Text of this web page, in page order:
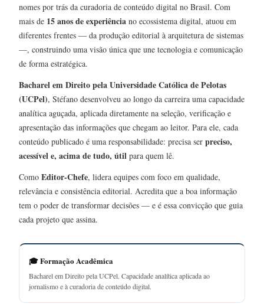
nomes por trás da curadoria de conteúdo digital no Brasil. Com
mais de 15 anos de experiência no ecossistema digital, atuou em
diferentes frentes — da produção editorial à arquitetura de sistemas
—, construindo uma visão única que une tecnologia e comunicação
de forma estratégica.
Bacharel em Direito pela Universidade Católica de Pelotas
(UCPel), Stéfano desenvolveu ao longo da carreira uma capacidade
analítica aguçada, aplicada diretamente na seleção, verificação e
apresentação das informações que chegam ao leitor. Para ele, cada
conteúdo publicado é uma responsabilidade: precisa ser preciso,
acessível e, acima de tudo, útil para quem lê.
Como Editor-Chefe, lidera equipes com foco em qualidade,
relevância e consistência editorial. Acredita que a boa informação
tem o poder de transformar decisões — e é essa convicção que guia
cada projeto que assina.
🎓 Formação Acadêmica
Bacharel em Direito pela UCPel. Capacidade analítica aplicada ao
jornalismo e à curadoria de conteúdo digital.